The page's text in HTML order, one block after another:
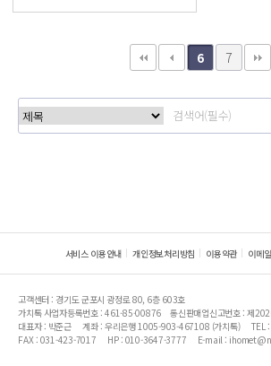
6 7
서비스 이용안내 개인정보처리방침 이용약관 이메
고객센터 : 경기도 군포시 광정로 80, 6층 603호
가치톡 사업자등록번호 : 461-85-00876
통신판매업신고번호 : 제
대표자 : 박준근
계좌 : 우리은행 1005-903-467108 (가치톡)
TEL
FAX : 031-423-7017
HP : 010-3647-3777 E-mail :